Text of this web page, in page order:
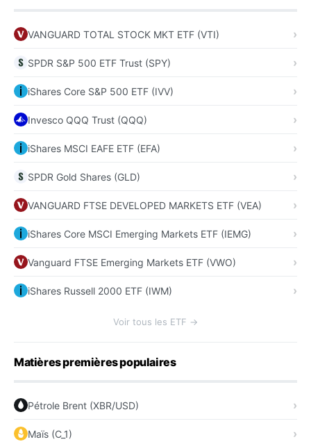
VANGUARD TOTAL STOCK MKT ETF (VTI)
SPDR S&P 500 ETF Trust (SPY)
iShares Core S&P 500 ETF (IVV)
Invesco QQQ Trust (QQQ)
iShares MSCI EAFE ETF (EFA)
SPDR Gold Shares (GLD)
VANGUARD FTSE DEVELOPED MARKETS ETF (VEA)
iShares Core MSCI Emerging Markets ETF (IEMG)
Vanguard FTSE Emerging Markets ETF (VWO)
iShares Russell 2000 ETF (IWM)
Voir tous les ETF →
Matières premières populaires
Pétrole Brent (XBR/USD)
Maïs (C_1)